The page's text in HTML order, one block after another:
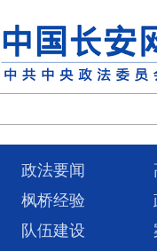
政法要闻
枫桥经验
队伍建设